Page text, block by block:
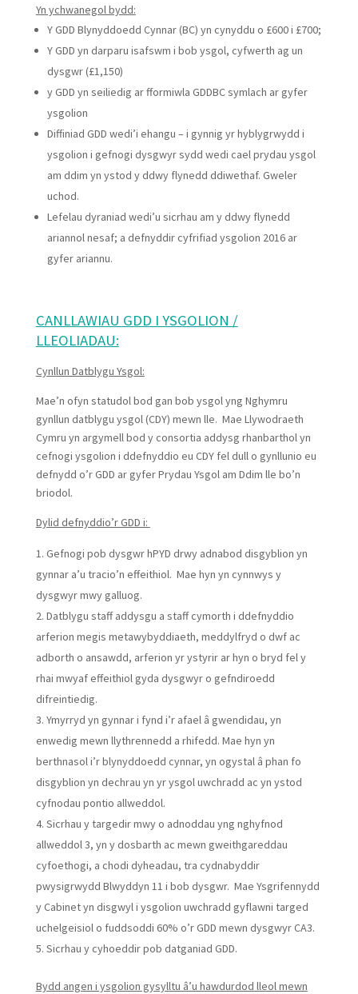
Yn ychwanegol bydd:
Y GDD Blynyddoedd Cynnar (BC) yn cynyddu o £600 i £700;
Y GDD yn darparu isafswm i bob ysgol, cyfwerth ag un
dysgwr (£1,150)
y GDD yn seiliedig ar fformiwla GDDBC symlach ar gyfer
ysgolion
Diffiniad GDD wedi’i ehangu – i gynnig yr hyblygrwydd i
ysgolion i gefnogi dysgwyr sydd wedi cael prydau ysgol
am ddim yn ystod y ddwy flynedd ddiwethaf. Gweler
uchod.
Lefelau dyraniad wedi’u sicrhau am y ddwy flynedd
ariannol nesaf; a defnyddir cyfrifiad ysgolion 2016 ar
gyfer ariannu.
CANLLAWIAU GDD I YSGOLION /
LLEOLIADAU:
Cynllun Datblygu Ysgol:
Mae’n ofyn statudol bod gan bob ysgol yng Nghymru
gynllun datblygu ysgol (CDY) mewn lle. Mae Llywodraeth
Cymru yn argymell bod y consortia addysg rhanbarthol yn
cefnogi ysgolion i ddefnyddio eu CDY fel dull o gynllunio eu
defnydd o’r GDD ar gyfer Prydau Ysgol am Ddim lle bo’n
briodol.
Dylid defnyddio’r GDD i:
Gefnogi pob dysgwr hPYD drwy adnabod disgyblion yn
gynnar a’u tracio’n effeithiol. Mae hyn yn cynnwys y
dysgwyr mwy galluog.
Datblygu staff addysgu a staff cymorth i ddefnyddio
arferion megis metawybyddiaeth, meddylfryd o dwf ac
adborth o ansawdd, arferion yr ystyrir ar hyn o bryd fel y
rhai mwyaf effeithiol gyda dysgwyr o gefndiroedd
difreintiedig.
Ymyrryd yn gynnar i fynd i’r afael â gwendidau, yn
enwedig mewn llythrennedd a rhifedd. Mae hyn yn
berthnasol i’r blynyddoedd cynnar, yn ogystal â phan fo
disgyblion yn dechrau yn yr ysgol uwchradd ac yn ystod
cyfnodau pontio allweddol.
Sicrhau y targedir mwy o adnoddau yng nghyfnod
allweddol 3, yn y dosbarth ac mewn gweithgareddau
cyfoethogi, a chodi dyheadau, tra cydnabyddir
pwysigrwydd Blwyddyn 11 i bob dysgwr. Mae Ysgrifennydd
y Cabinet yn disgwyl i ysgolion uwchradd gyflawni targed
uchelgeisiol o fuddsoddi 60% o’r GDD mewn dysgwyr CA3.
Sicrhau y cyhoeddir pob datganiad GDD.
Bydd angen i ysgolion gysylltu â’u hawdurdod lleol mewn